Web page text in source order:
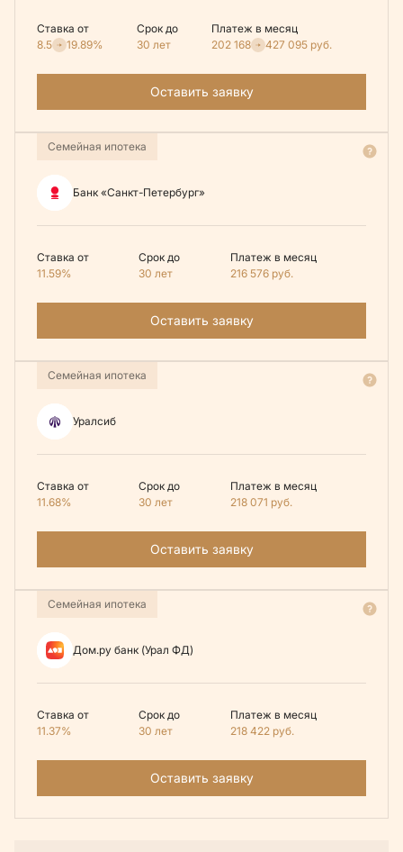
Ставка от
8.5
19.89%
Срок до
30 лет
Платеж в месяц
202 168
427 095 руб.
Оставить заявку
Семейная ипотека
Банк «Санкт-Петербург»
Ставка от
11.59%
Срок до
30 лет
Платеж в месяц
216 576 руб.
Оставить заявку
Семейная ипотека
Уралсиб
Ставка от
11.68%
Срок до
30 лет
Платеж в месяц
218 071 руб.
Оставить заявку
Семейная ипотека
Дом.ру банк (Урал ФД)
Ставка от
11.37%
Срок до
30 лет
Платеж в месяц
218 422 руб.
Оставить заявку